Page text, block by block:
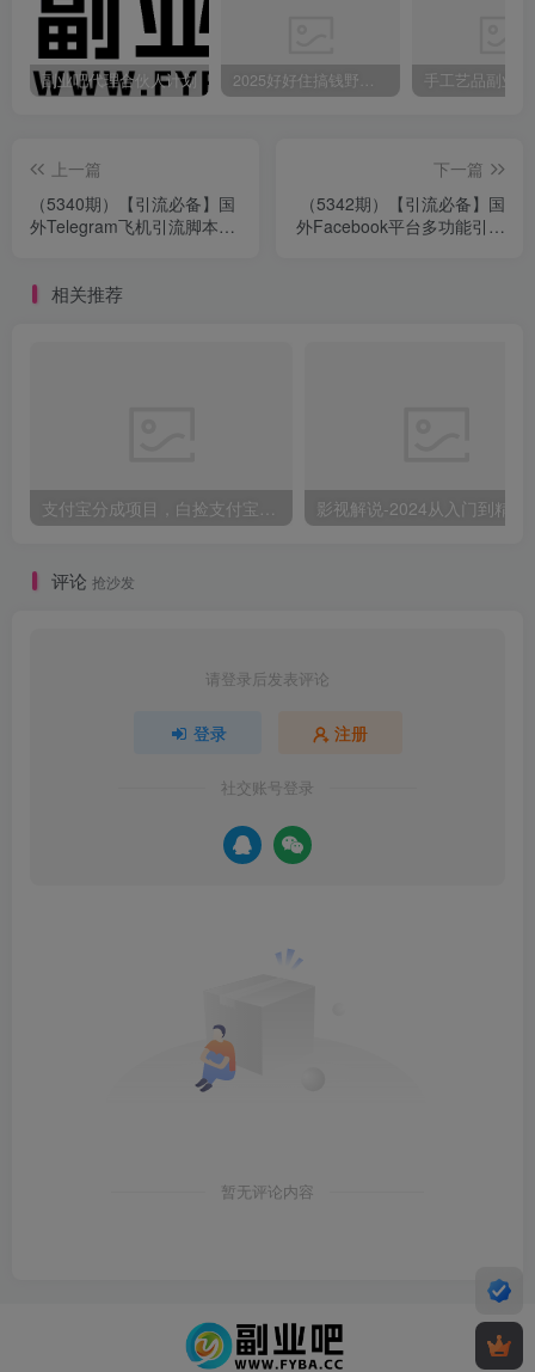
副业吧代理合伙人计划 2025好好住搞钱野路子：素人3步变家居博主，日赚500+保姆级教程
上一篇
（5340期）【引流必备】国
外Telegram飞机引流脚本，
下一篇
（5342期）【引流必备】国
外Facebook平台多功能引流
相关推荐
支付宝分成项目，白捡支付宝分成计划，日入300+
评论 抢沙发
请登录后发表评论
登录 注册
社交账号登录
暂无评论内容